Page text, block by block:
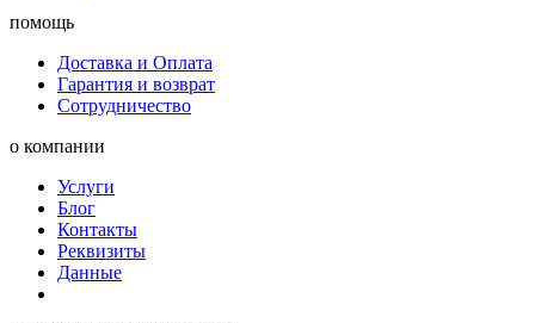
помощь
Доставка и Оплата
Гарантия и возврат
Сотрудничество
о компании
Услуги
Блог
Контакты
Реквизиты
Данные